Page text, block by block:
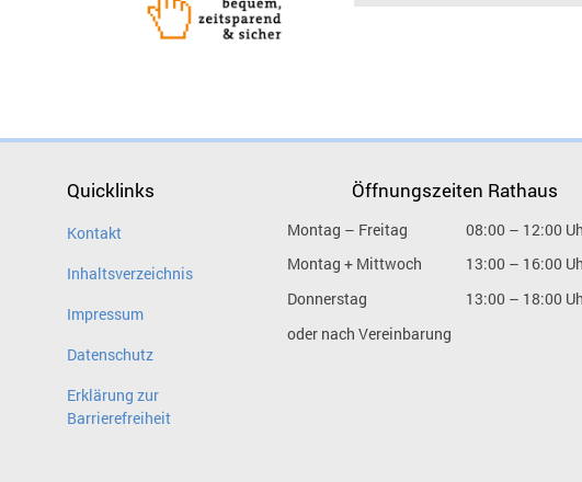
Quicklinks
Kontakt
Inhaltsverzeichnis
Impressum
Datenschutz
Erklärung zur
Barrierefreiheit
Öffnungszeiten Rathaus
Montag – Freitag
08:00 – 12:00
Montag + Mittwoch
13:00 – 16:00
Donnerstag
13:00 – 18:00
oder nach Vereinbarung